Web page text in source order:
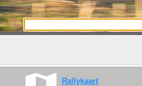
Rallykaart